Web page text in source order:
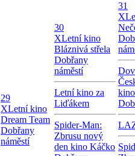
29
XLetní kino
Dream Team
Dobřany
náměstí
30
XLetní kino
Bláznivá střela
Dobřany
náměstí
Letní kino za
Liďákem
Spider-Man:
Zbrusu nový
den kino Káčko
31
X